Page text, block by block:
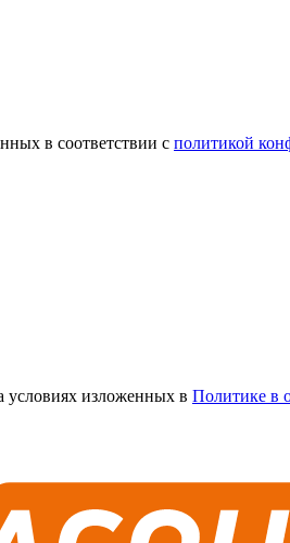
в соответствии с политикой
условиях изложенных в Политике в